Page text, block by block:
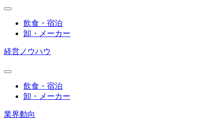
飲食・宿泊
卸・メーカー
経営ノウハウ
飲食・宿泊
卸・メーカー
業界動向